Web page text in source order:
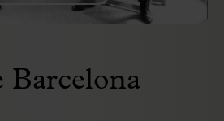
Barcelona